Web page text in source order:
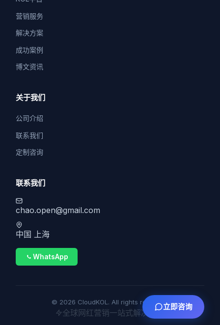
营销服务
解决方案
成功案例
博文资讯
关于我们
公司介绍
联系我们
定制咨询
联系我们
chao.open@gmail.com
中国 上海
WhatsApp
© 2026 CloudKOL. All rights reserved.
全球网红营销一站式解决方案
立即咨询